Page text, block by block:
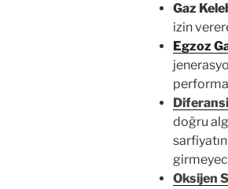
Gaz
izin
Egzoz
doğru
Oksijen